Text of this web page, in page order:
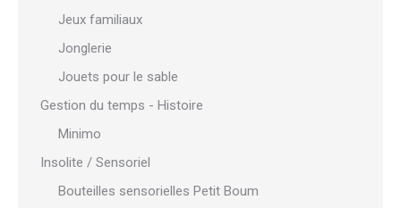
Jeux familiaux
Jonglerie
Jouets pour le sable
Gestion du temps - Histoire
Minimo
Insolite / Sensoriel
Bouteilles sensorielles Petit Boum